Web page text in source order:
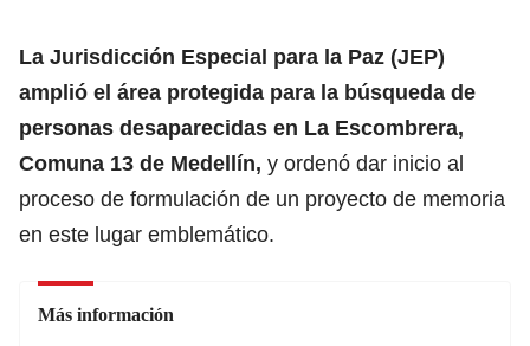
La Jurisdicción Especial para la Paz (JEP)
amplió el área protegida para la búsqueda de
personas desaparecidas en La Escombrera,
Comuna 13 de Medellín, y ordenó dar inicio al
proceso de formulación de un proyecto de memoria
en este lugar emblemático.
Más información